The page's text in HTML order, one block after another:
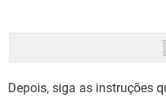
Depois, siga as instruções